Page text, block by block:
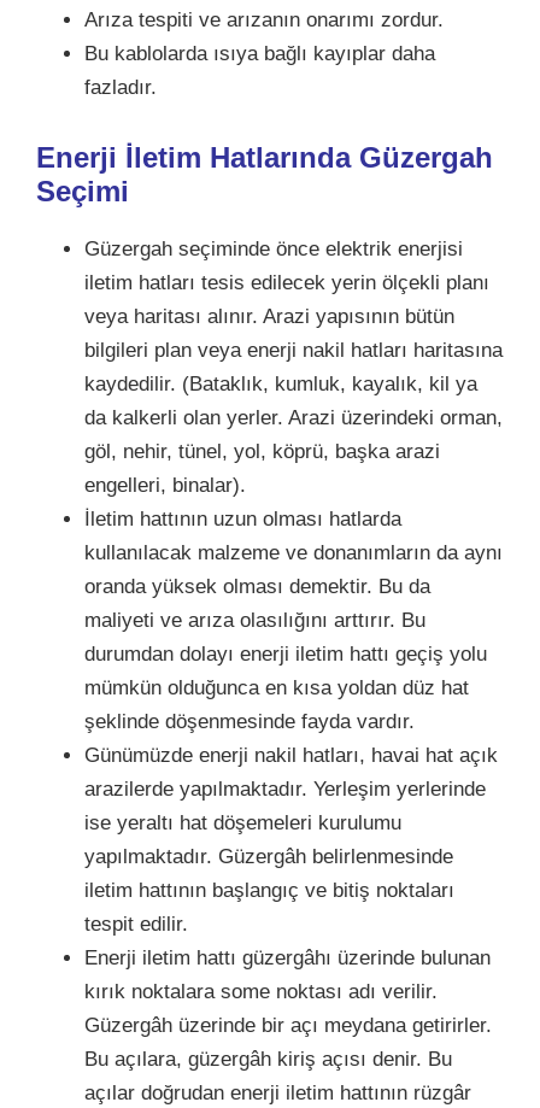
Arıza tespiti ve arızanın onarımı zordur.
Bu kablolarda ısıya bağlı kayıplar daha
fazladır.
Enerji İletim Hatlarında Güzergah
Seçimi
Güzergah seçiminde önce elektrik enerjisi
iletim hatları tesis edilecek yerin ölçekli planı
veya haritası alınır. Arazi yapısının bütün
bilgileri plan veya enerji nakil hatları haritasına
kaydedilir. (Bataklık, kumluk, kayalık, kil ya
da kalkerli olan yerler. Arazi üzerindeki orman,
göl, nehir, tünel, yol, köprü, başka arazi
engelleri, binalar).
İletim hattının uzun olması hatlarda
kullanılacak malzeme ve donanımların da aynı
oranda yüksek olması demektir. Bu da
maliyeti ve arıza olasılığını arttırır. Bu
durumdan dolayı enerji iletim hattı geçiş yolu
mümkün olduğunca en kısa yoldan düz hat
şeklinde döşenmesinde fayda vardır.
Günümüzde enerji nakil hatları, havai hat açık
arazilerde yapılmaktadır. Yerleşim yerlerinde
ise yeraltı hat döşemeleri kurulumu
yapılmaktadır. Güzergâh belirlenmesinde
iletim hattının başlangıç ve bitiş noktaları
tespit edilir.
Enerji iletim hattı güzergâhı üzerinde bulunan
kırık noktalara some noktası adı verilir.
Güzergâh üzerinde bir açı meydana getirirler.
Bu açılara, güzergâh kiriş açısı denir. Bu
açılar doğrudan enerji iletim hattının rüzgâr